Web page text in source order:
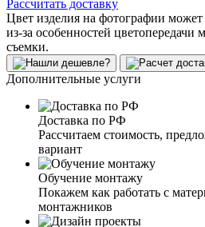
Рассчитать доставку
Цвет изделия на фотографии может
из-за особенностей цветопередачи
съемки.
Дополнительные услуги
Доставка по РФ
Рассчитаем стоимость,
вариант
Обучение монтажу
Покажем как работать с
монтажников